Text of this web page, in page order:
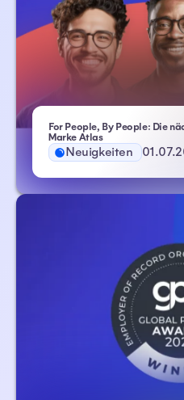
For People, By People: Die
Marke Atlas
Neuigkeiten